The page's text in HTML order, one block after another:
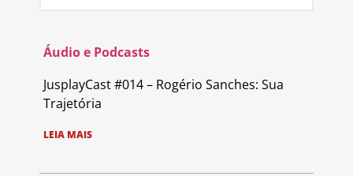
Áudio e Podcasts
JusplayCast #014 – Rogério Sanches: Sua
Trajetória
LEIA MAIS